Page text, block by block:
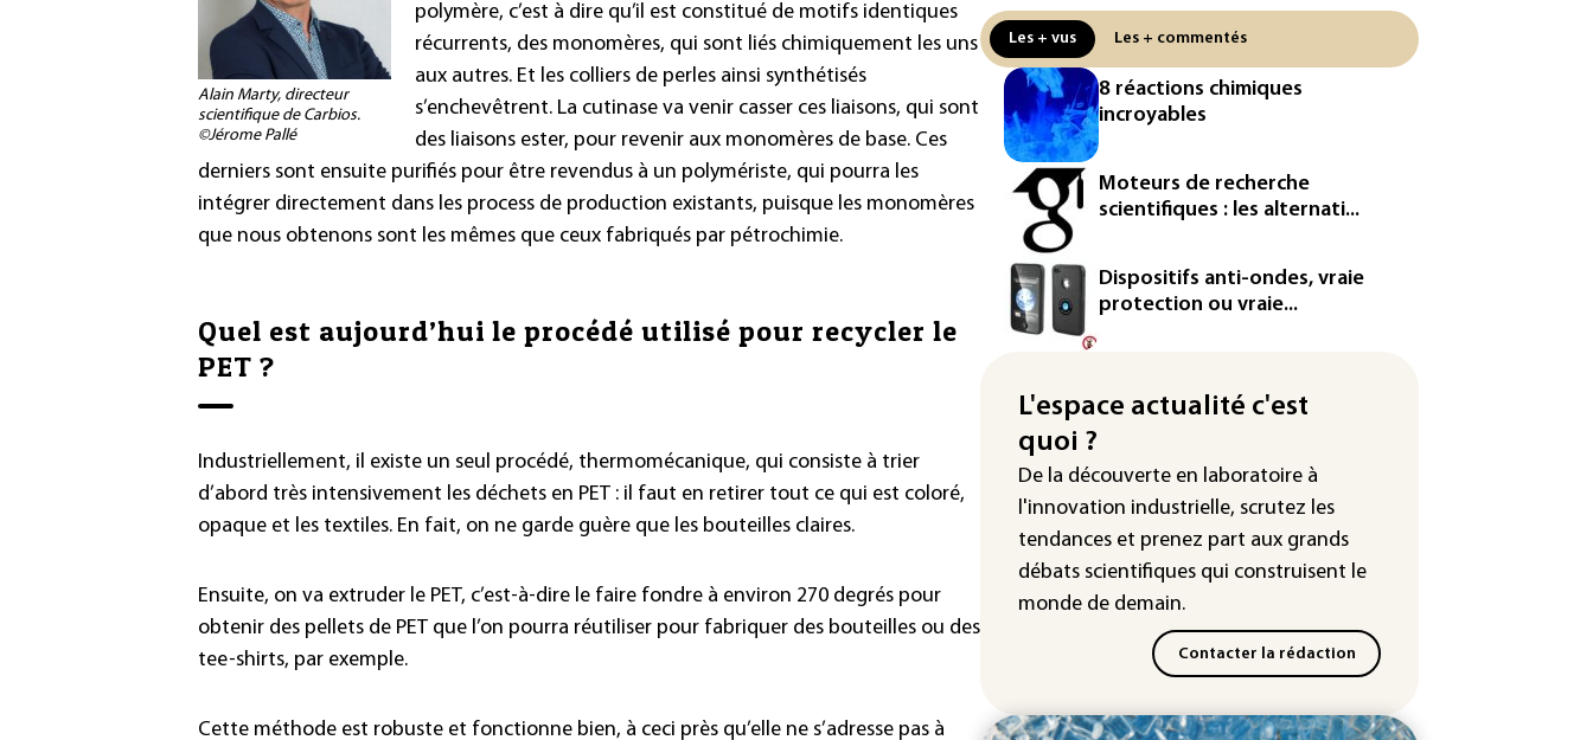
Alain Marty, directeur
scientifique de Carbios.
©Jérome Pallé
polymère, c’est à dire qu’il est constitué de motifs identiques
récurrents, des monomères, qui sont liés chimiquement les uns
aux autres. Et les colliers de perles ainsi synthétisés
s’enchevêtrent. La cutinase va venir casser ces liaisons, qui sont
des liaisons ester, pour revenir aux monomères de base. Ces
derniers sont ensuite purifiés pour être revendus à un polymériste, qui pourra les
intégrer directement dans les process de production existants, puisque les monomères
que nous obtenons sont les mêmes que ceux fabriqués par pétrochimie.
Quel est aujourd’hui le procédé utilisé pour recycler le
PET ?
Industriellement, il existe un seul procédé, thermomécanique, qui consiste à trier
d’abord très intensivement les déchets en PET : il faut en retirer tout ce qui est coloré,
opaque et les textiles. En fait, on ne garde guère que les bouteilles claires.
Ensuite, on va extruder le PET, c’est-à-dire le faire fondre à environ 270 degrés pour
obtenir des pellets de PET que l’on pourra réutiliser pour fabriquer des bouteilles ou des
tee-shirts, par exemple.
Cette méthode est robuste et fonctionne bien, à ceci près qu’elle ne s’adresse pas à
la centrale de Golfech reconnectée
au réseau
Véhicules de livraison autonomes:
la France ouvre la voie à leur
homologation
Iris³: Eutelsat investira 3,4 milliards
d'euros dans la future
constellation européenne
Le magazine VSD racheté par
l'entrepreneur Vianney d'Alançon
attendue au plus bas depuis 1980
"Retour en force" progressif de la
chaleur dans les prochains jours en
France
Les + vus Les + commentés
8 réactions chimiques
incroyables
Moteurs de recherche
scientifiques : les alternati...
Dispositifs anti-ondes, vraie
protection ou vraie...
L'espace actualité c'est
quoi ?
De la découverte en laboratoire à
l'innovation industrielle, scrutez les
tendances et prenez part aux grands
débats scientifiques qui construisent le
monde de demain.
Contacter la rédaction